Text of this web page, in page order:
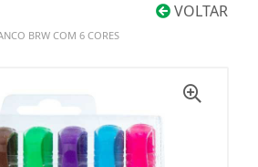
VOLTAR
BRW COM 6 CORES